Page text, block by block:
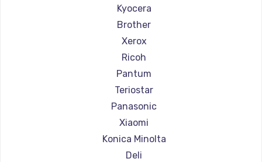
Kyocera
Brother
Xerox
Ricoh
Pantum
Teriostar
Panasonic
Xiaomi
Konica Minolta
Deli